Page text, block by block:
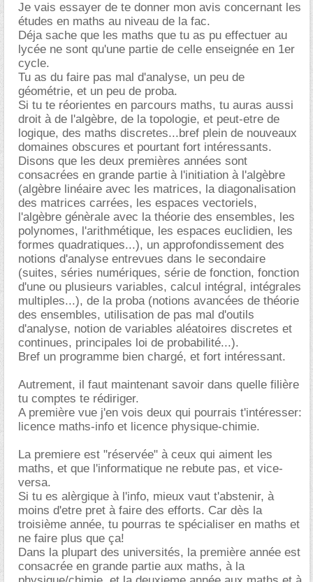
Je vais essayer de te donner mon avis concernant les
études en maths au niveau de la fac.
Déja sache que les maths que tu as pu effectuer au
lycée ne sont qu'une partie de celle enseignée en 1er
cycle.
Tu as du faire pas mal d'analyse, un peu de
géométrie, et un peu de proba.
Si tu te réorientes en parcours maths, tu auras aussi
droit à de l'algèbre, de la topologie, et peut-etre de
logique, des maths discretes...bref plein de nouveaux
domaines obscures et pourtant fort intéressants.
Disons que les deux premières années sont
consacrées en grande partie à l'initiation à l'algèbre
(algèbre linéaire avec les matrices, la diagonalisation
des matrices carrées, les espaces vectoriels,
l'algèbre génèrale avec la théorie des ensembles, les
polynomes, l'arithmétique, les espaces euclidien, les
formes quadratiques...), un approfondissement des
notions d'analyse entrevues dans le secondaire
(suites, séries numériques, série de fonction, fonction
d'une ou plusieurs variables, calcul intégral, intégrales
multiples...), de la proba (notions avancées de théorie
des ensembles, utilisation de pas mal d'outils
d'analyse, notion de variables aléatoires discretes et
continues, principales loi de probabilité...).
Bref un programme bien chargé, et fort intéressant.
Autrement, il faut maintenant savoir dans quelle filière
tu comptes te rédiriger.
A première vue j'en vois deux qui pourrais t'intéresser:
licence maths-info et licence physique-chimie.
La premiere est "réservée" à ceux qui aiment les
maths, et que l'informatique ne rebute pas, et vice-
versa.
Si tu es alèrgique à l'info, mieux vaut t'abstenir, à
moins d'etre pret à faire des efforts. Car dès la
troisième année, tu pourras te spécialiser en maths et
ne faire plus que ça!
Dans la plupart des universités, la première année est
consacrée en grande partie aux maths, à la